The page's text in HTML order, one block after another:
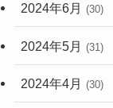
2024年6月 (30)
2024年5月 (31)
2024年4月 (30)